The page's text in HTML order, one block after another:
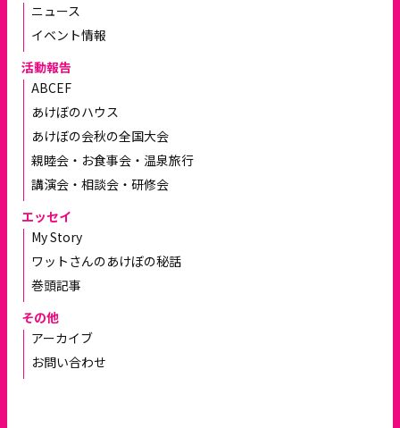
ニュース
イベント情報
活動報告
ABCEF
あけぼのハウス
あけぼの会秋の全国大会
親睦会・お食事会・温泉旅行
講演会・相談会・研修会
エッセイ
My Story
ワットさんのあけぼの秘話
巻頭記事
その他
アーカイブ
お問い合わせ